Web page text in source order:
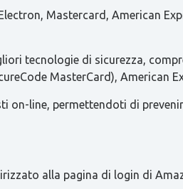
Mastercard, American
tecnologie di sicurezza,
MasterCard), American
on-line, permettendoti di
alla pagina di login di